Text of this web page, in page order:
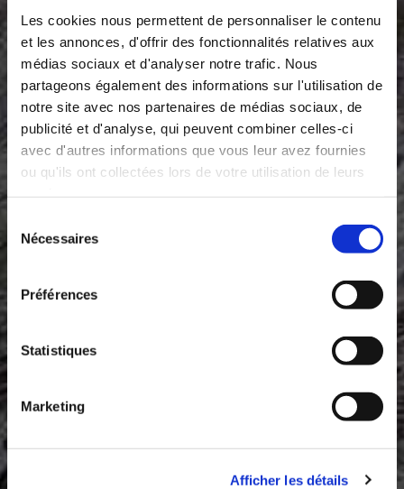
Les cookies nous permettent de personnaliser le contenu
et les annonces, d'offrir des fonctionnalités relatives aux
médias sociaux et d'analyser notre trafic. Nous
partageons également des informations sur l'utilisation de
notre site avec nos partenaires de médias sociaux, de
publicité et d'analyse, qui peuvent combiner celles-ci
avec d'autres informations que vous leur avez fournies
ou qu'ils ont collectées lors de votre utilisation de leurs
Nécessaires
Préférences
Statistiques
Marketing
Afficher les détails
Email*
Téléphone
En soumettant ce formulaire, vous acceptez
indiquées ici *